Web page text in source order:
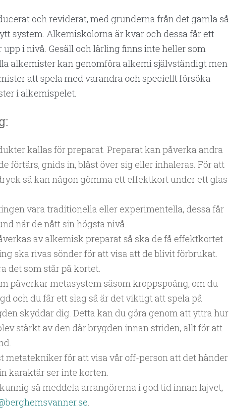
och reviderat, med grunderna från det gamla så
system. Alkemiskolorna är kvar och dessa får ett
upp i nivå. Gesäll och lärling finns inte heller som
alkemister kan genomföra alkemi självständigt men
att spela med varandra och speciellt försöka
i alkemispelet.
kallas för preparat. Preparat kan påverka andra
förtärs, gnids in, blåst över sig eller inhaleras. För att
så kan någon gömma ett effektkort under ett glas
vara traditionella eller experimentella, dessa får
när de nått sin högsta nivå.
av alkemisk preparat så ska de få effektkortet
ska rivas sönder för att visa att de blivit förbrukat.
det som står på kortet.
påverkar metasystem såsom kroppspoäng, om du
och du får ett slag så är det viktigt att spela på
skyddar dig. Detta kan du göra genom att yttra hur
stärkt av den där brygden innan striden, allt för att
metatekniker för att visa vår off-person att det händer
karaktär ser inte korten.
så meddela arrangörerna i god tid innan lajvet,
.